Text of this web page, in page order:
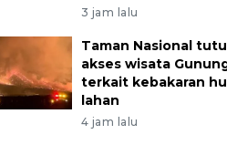
3 jam lalu
Taman Nasional
akses wisata
terkait kebakaran
lahan
4 jam lalu